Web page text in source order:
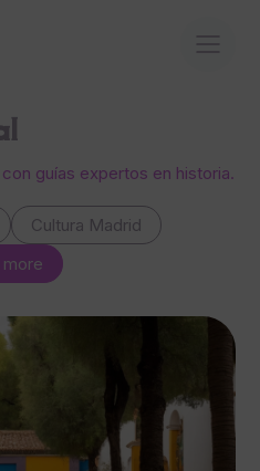
guías expertos en historia.
Cultura Madrid